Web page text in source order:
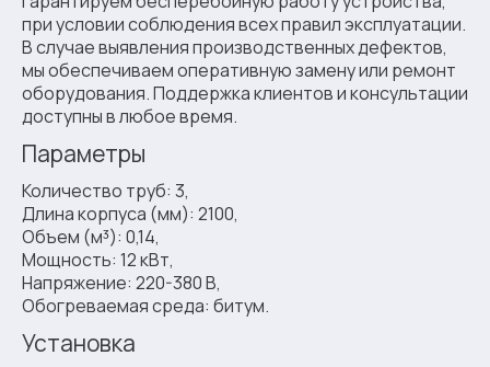
при условии соблюдения всех правил эксплуатации.
В случае выявления производственных дефектов,
мы обеспечиваем оперативную замену или ремонт
оборудования. Поддержка клиентов и консультации
доступны в любое время.
Параметры
Количество труб: 3,
Длина корпуса (мм): 2100,
Объем (м³): 0,14,
Мощность: 12 кВт,
Напряжение: 220-380 В,
Обогреваемая среда: битум.
Установка